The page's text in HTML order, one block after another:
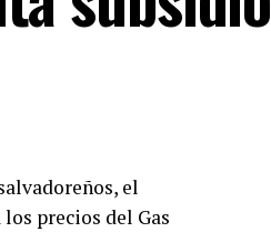
el
precios del Gas